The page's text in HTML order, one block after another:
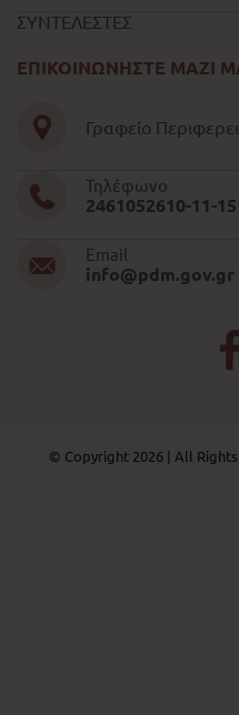
ΣΥΝΤΕΛΕΣΤΕΣ
ΕΠΙΚΟΙΝΩΝΗΣΤΕ ΜΑΖΙ
Γραφείο
Τηλέφωνο
2461052610-11-15
Email
info@pdm.gov.gr
© Copyright 2026 | All